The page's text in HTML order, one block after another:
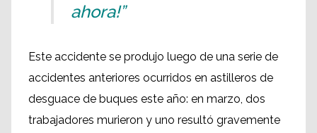
ahora!”
Este accidente se produjo luego de una serie de
accidentes anteriores ocurridos en astilleros de
desguace de buques este año: en marzo, dos
trabajadores murieron y uno resultó gravemente